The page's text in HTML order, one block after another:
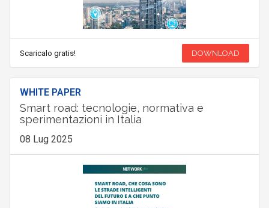
Scaricalo gratis! DOWNLOAD
WHITE PAPER
Smart road: tecnologie, normativa e
sperimentazioni in Italia
08 Lug 2025